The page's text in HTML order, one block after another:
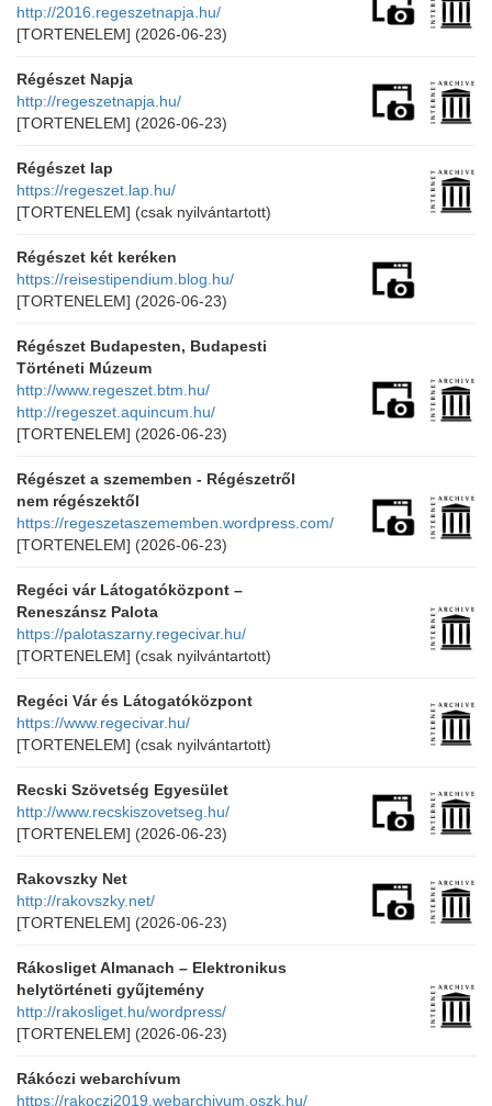
http://2016.regeszetnapja.hu/
[TORTENELEM] (2026-06-23)
Régészet Napja
http://regeszetnapja.hu/
[TORTENELEM] (2026-06-23)
Régészet lap
https://regeszet.lap.hu/
[TORTENELEM] (csak nyilvántartott)
Régészet két keréken
https://reisestipendium.blog.hu/
[TORTENELEM] (2026-06-23)
Régészet Budapesten, Budapesti
Történeti Múzeum
http://www.regeszet.btm.hu/
http://regeszet.aquincum.hu/
[TORTENELEM] (2026-06-23)
Régészet a szememben - Régészetről
nem régészektől
https://regeszetaszememben.wordpress.com/
[TORTENELEM] (2026-06-23)
Regéci vár Látogatóközpont –
Reneszánsz Palota
https://palotaszarny.regecivar.hu/
[TORTENELEM] (csak nyilvántartott)
Regéci Vár és Látogatóközpont
https://www.regecivar.hu/
[TORTENELEM] (csak nyilvántartott)
Recski Szövetség Egyesület
http://www.recskiszovetseg.hu/
[TORTENELEM] (2026-06-23)
Rakovszky Net
http://rakovszky.net/
[TORTENELEM] (2026-06-23)
Rákosliget Almanach – Elektronikus
helytörténeti gyűjtemény
http://rakosliget.hu/wordpress/
[TORTENELEM] (2026-06-23)
Rákóczi webarchívum
https://rakoczi2019.webarchivum.oszk.hu/